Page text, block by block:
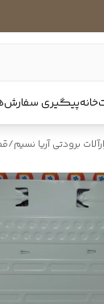
خانهپیگیری سفارش
برودتی آریا نسیم/